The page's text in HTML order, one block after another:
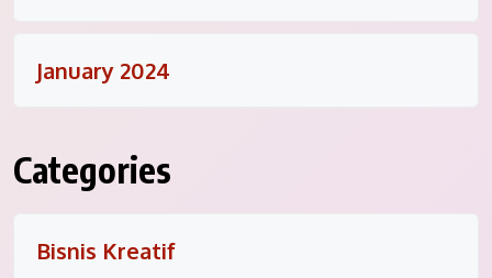
January 2024
Categories
Bisnis Kreatif